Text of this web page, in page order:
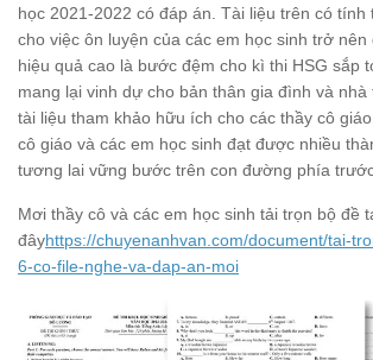
học 2021-2022 có đáp án. Tài liệu trên có tính
cho việc ôn luyện của các em học sinh trở
hiệu quả cao là bước đệm cho kì thi HSG sắp
mang lại vinh dự cho bản thân gia đình và
tài liệu tham khảo hữu ích cho các thầy cô
cô giáo và các em học sinh đạt được nhiều
tương lai vững bước trên con đường phía
Mơi thầy cô và các em học sinh tải trọn bộ đề
đâyhttps://chuyenanhvan.com/document/tai-
6-co-file-nghe-va-dap-an-moi